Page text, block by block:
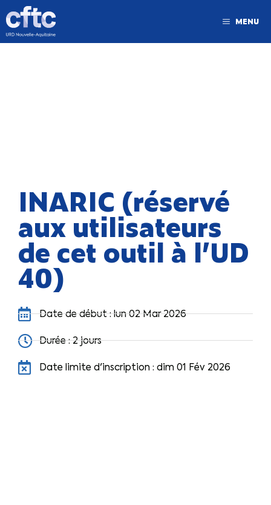
MENU
INARIC (réservé
aux utilisateurs
de cet outil à l’UD
40)
Date de début : lun 02 Mar 2026
Durée : 2 jours
Date limite d'inscription : dim 01 Fév 2026